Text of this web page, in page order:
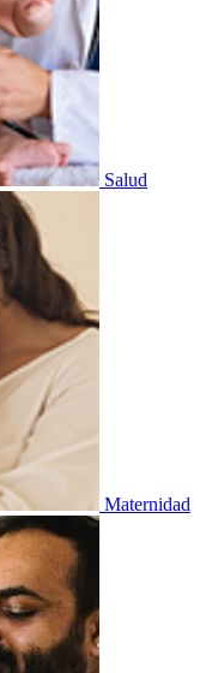
Salud
Maternidad